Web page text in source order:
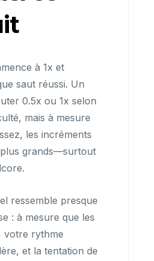
à 1x et
saut réussi. Un
0.5x ou 1x selon
mais à mesure
les incréments
grands—surtout
ressemble presque
: à mesure que les
votre rythme
et la tentation de